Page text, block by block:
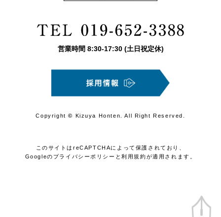
営業時間 8:30-17:30(土日祝定休)
Copyright© Kizuya Honten. All Right Reserved.
このサイトはreCAPTCHAによって保護されており、
Googleの プライバシーポリシー と利用規約が適用されます。